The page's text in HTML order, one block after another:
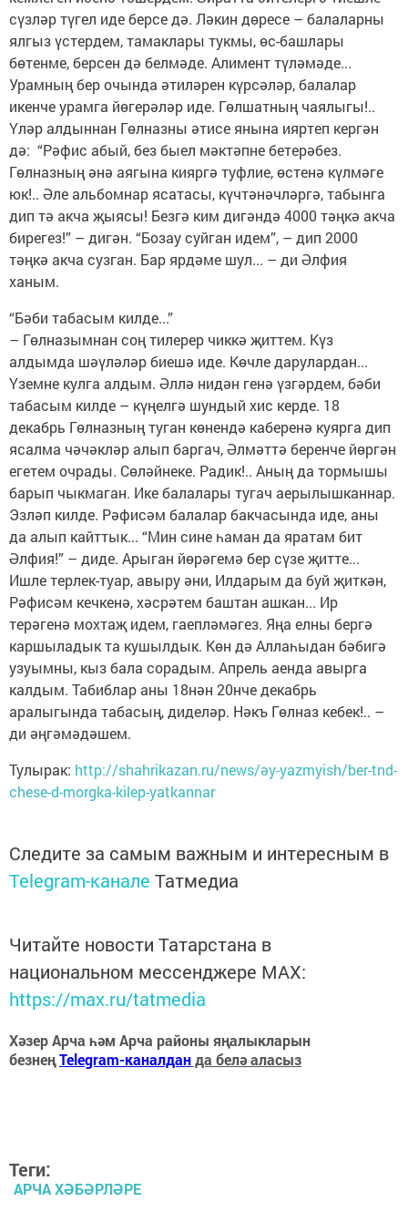
сүзләр түгел иде берсе дә. Ләкин дөресе – балаларны
ялгыз үстердем, тамаклары тукмы, өс-башлары
бөтенме, берсен дә белмәде. Алимент түләмәде...
Урамның бер очында әтиләрен күрсәләр, балалар
икенче урамга йөгерәләр иде. Гөлшатның чаялыгы!..
Үләр алдыннан Гөлназны әтисе янына ияртеп кергән
дә: “Рәфис абый, без быел мәктәпне бетерәбез.
Гөлназның әнә аягына кияргә туфлие, өстенә күлмәге
юк!.. Әле альбомнар ясатасы, күчтәнәчләргә, табынга
дип тә акча җыясы! Безгә ким дигәндә 4000 тәңкә акча
бирегез!” – дигән. “Бозау суйган идем”, – дип 2000
тәңкә акча сузган. Бар ярдәме шул... – ди Әлфия
ханым.
“Бәби табасым килде...”
– Гөлназымнан соң тилерер чиккә җиттем. Күз
алдымда шәүләләр биешә иде. Көчле дарулардан...
Үземне кулга алдым. Әллә нидән генә үзгәрдем, бәби
табасым килде – күңелгә шундый хис керде. 18
декабрь Гөлназның туган көнендә каберенә куярга дип
ясалма чәчәкләр алып баргач, Әлмәттә беренче йөргән
егетем очрады. Сөләйнеке. Радик!.. Аның да тормышы
барып чыкмаган. Ике балалары тугач аерылышканнар.
Эзләп килде. Рәфисәм балалар бакчасында иде, аны
да алып кайттык... “Мин сине һаман да яратам бит
Әлфия!” – диде. Арыган йөрәгемә бер сүзе җитте...
Ишле терлек-туар, авыру әни, Илдарым да буй җиткән,
Рәфисәм кечкенә, хәсрәтем баштан ашкан... Ир
терәгенә мохтаҗ идем, гаепләмәгез. Яңа елны бергә
каршыладык та кушылдык. Көн дә Аллаһыдан бәбигә
узуымны, кыз бала сорадым. Апрель аенда авырга
калдым. Табиблар аны 18нән 20нче декабрь
аралыгында табасың, диделәр. Нәкъ Гөлназ кебек!.. –
ди әңгәмәдәшем.
Тулырак: http://shahrikazan.ru/news/әy-yazmyish/ber-tnd-
chese-d-morgka-kilep-yatkannar
Следите за самым важным и интересным в
Telegram-канале Татмедиа
Читайте новости Татарстана в
национальном мессенджере MАХ:
https://max.ru/tatmedia
Хәзер Арча һәм Арча районы яңалыкларын
безнеңTelegram-каналданда белә аласыз
Теги:
АРЧА ХӘБӘРЛӘРЕ